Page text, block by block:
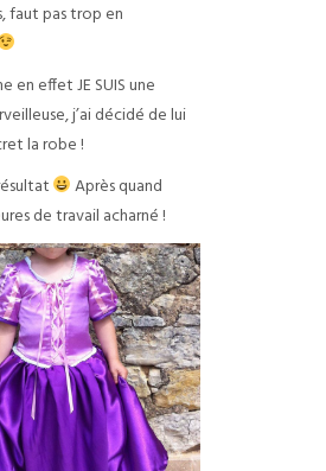
faut pas trop en
en effet JE SUIS une
j’ai décidé de lui
la robe !
Après quand
de travail acharné !